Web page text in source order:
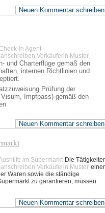
Neuen Kommentar schreiben
In Agent
Verkäuferin Muster
und Charterflüge gemäß den
internen Richtlinien und
Prüfung der
Impfpass) gemäß den
Neuen Kommentar schreiben
im Supermarkt
Verkäuferin Muster
Die
einer
Waren sowie die ständige
zu garantieren, müssen
Neuen Kommentar schreiben